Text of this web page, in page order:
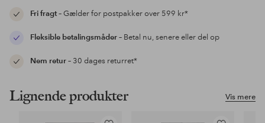
Fri fragt– Gælder for postpakker over 599 kr*
Fleksible betalingsmåder– Betal nu, senere eller del op
Nem retur– 30 dages returret*
Vis mere
Lignende produkter